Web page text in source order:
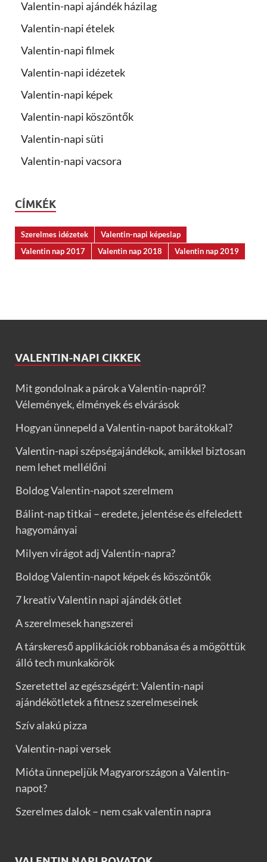
Valentin-napi ajándék házilag
Valentin-napi ételek
Valentin-napi filmek
Valentin-napi idézetek
Valentin-napi képek
Valentin-napi köszöntők
Valentin-napi süti
Valentin-napi vacsora
CÍMKÉK
Szerelmes idézetek
Valentin-napi képeslap
Valentin nap 2017
Valentin nap 2018 Valentin nap 2019
VALENTIN-NAPI CIKKEK
Mit gondolnak a párok a Valentin-napról?
Vélemények, élmények és elvárások
Hogyan ünnepeld a Valentin-napot barátokkal?
Valentin-napi szépségajándékok, amikkel biztosan
nem lehet mellélőni
Boldog Valentin-napot szerelmem
Bálint-nap titkai – eredete, jelentése és elfeledett
hagyományai
Milyen virágot adj Valentin-napra?
Boldog Valentin-napot képek és köszöntők
7 kreatív Valentin napi ajándék ötlet
A szerelmesek hangszerei
A társkereső applikációk robbanása és a mögöttük
álló tech munkakörök
Szeretettel az egészségért: Valentin-napi
ajándékötletek a fitnesz szerelmeseinek
Szív alakú pizza
Valentin-napi versek
Mióta ünnepeljük Magyarországon a Valentin-
napot?
Szerelmes dalok – nem csak valentin napra